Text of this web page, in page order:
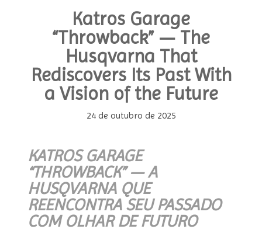
Katros Garage
“Throwback” — The
Husqvarna That
Rediscovers Its Past With
a Vision of the Future
24 de outubro de 2025
KATROS GARAGE
“THROWBACK” — A
HUSQVARNA QUE
REENCONTRA SEU PASSADO
COM OLHAR DE FUTURO